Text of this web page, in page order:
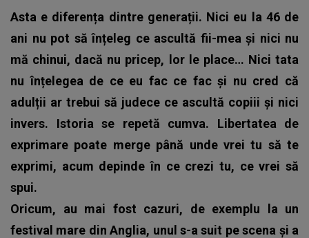
Asta e diferența dintre generații. Nici eu la 46 de
ani nu pot să înțeleg ce ascultă fii-mea și nici nu
mă chinui, dacă nu pricep, lor le place… Nici tata
nu înțelegea de ce eu fac ce fac și nu cred că
adulții ar trebui să judece ce ascultă copiii și nici
invers. Istoria se repetă cumva. Libertatea de
exprimare poate merge până unde vrei tu să te
exprimi, acum depinde în ce crezi tu, ce vrei să
spui.
Oricum, au mai fost cazuri, de exemplu la un
festival mare din Anglia, unul s-a suit pe scena și a